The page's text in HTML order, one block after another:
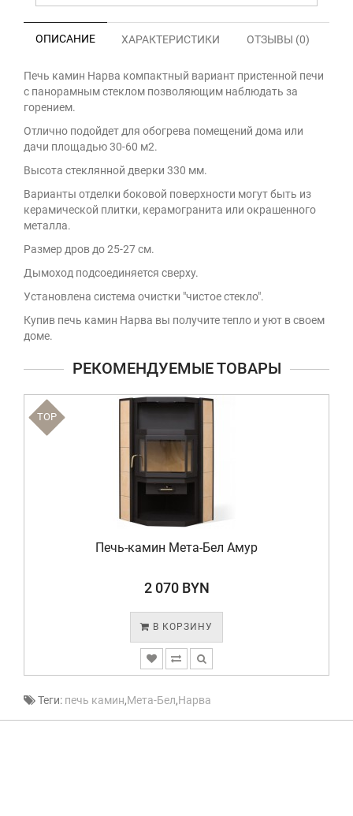
ОПИСАНИЕ ХАРАКТЕРИСТИКИ ОТЗЫВЫ (0)
Печь камин Нарва компактный вариант пристенной печи
с панорамным стеклом позволяющим наблюдать за
горением.
Отлично подойдет для обогрева помещений дома или
дачи площадью 30-60 м2.
Высота стеклянной дверки 330 мм.
Варианты отделки боковой поверхности могут быть из
керамической плитки, керамогранита или окрашенного
металла.
Размер дров до 25-27 см.
Дымоход подсоединяется сверху.
Установлена система очистки "чистое стекло".
Купив печь камин Нарва вы получите тепло и уют в своем
доме.
РЕКОМЕНДУЕМЫЕ ТОВАРЫ
TOP
Печь-камин Мета-Бел Амур
2 070 BYN
В КОРЗИНУ
Теги: печь камин,Мета-Бел,Нарва